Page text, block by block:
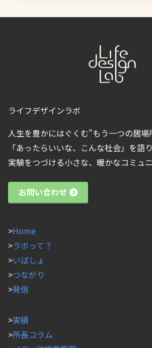
ライフデザインラボ
人生を豊かにはぐくむ”もう一つの居場
「あったらいいな、こんな社会」を語り
実験をつづける小さな、暖かなコミュ
お問い合わせ
>Home
>ラボって？
>いばしょ
>つながり
>発信
>実績
>所長コラム